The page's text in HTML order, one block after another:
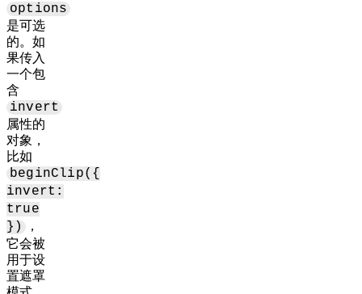
options
是可选
的。如
果传入
一个包
含
invert
属性的
对象，
比如
beginClip({
invert:
true
})
，
它会被
用于设
置遮罩